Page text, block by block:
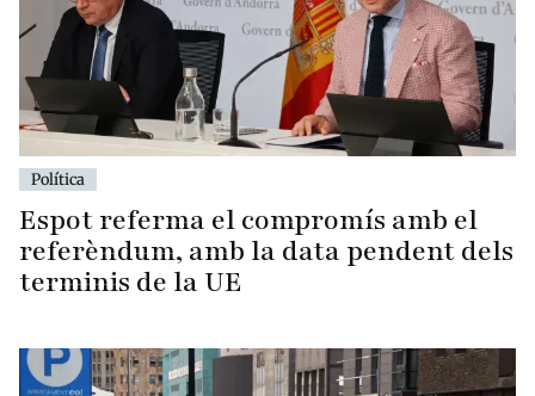
Política
Espot referma el compromís amb el
referèndum, amb la data pendent dels
terminis de la UE